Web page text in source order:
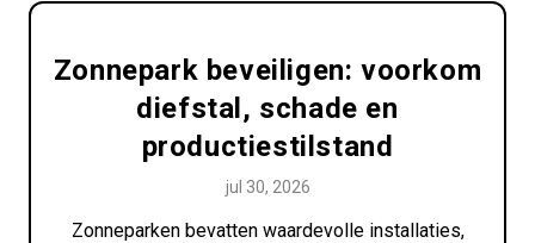
Zonnepark beveiligen: voorkom
diefstal, schade en
productiestilstand
jul 30, 2026
Zonneparken bevatten waardevolle installaties,